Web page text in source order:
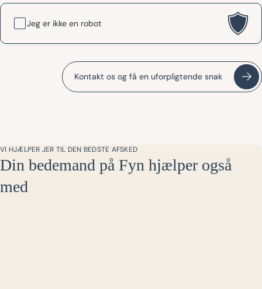
Jeg er ikke en robot
Kontakt os og få en uforpligtende snak
VI HJÆLPER JER TIL DEN BEDSTE AFSKED
Din bedemand på Fyn hjælper også
med